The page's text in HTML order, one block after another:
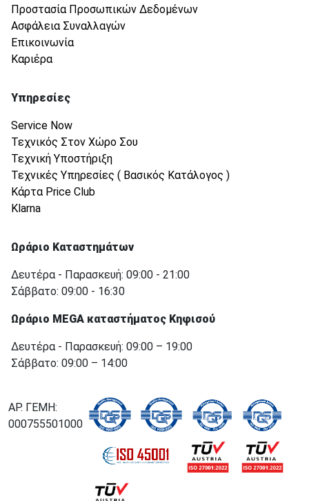
Προστασία Προσωπικών Δεδομένων
Ασφάλεια Συναλλαγών
Επικοινωνία
Καριέρα
Υπηρεσίες
Service Now
Τεχνικός Στον Χώρο Σου
Τεχνική Υποστήριξη
Τεχνικές Υπηρεσίες ( Βασικός Κατάλογος )
Κάρτα Price Club
Klarna
Ωράριο Καταστημάτων
Δευτέρα - Παρασκευή: 09:00 - 21:00
Σάββατο: 09:00 - 16:30
Ωράριο MEGA καταστήματος Κηφισού
Δευτέρα - Παρασκευή: 09:00 – 19:00
Σάββατο: 09:00 – 14:00
ΑΡ. ΓΕΜΗ:
000755501000